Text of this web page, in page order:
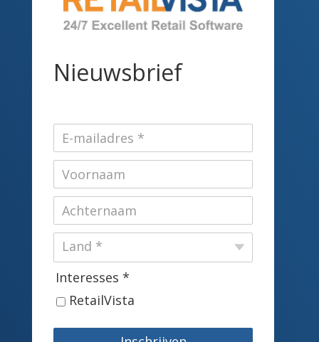
Nieuwsbrief
Interesses *
RetailVista